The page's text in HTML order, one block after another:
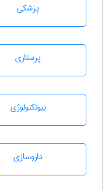
پزشكی
پرستاری
بيوتكنولوژی
داروسازی